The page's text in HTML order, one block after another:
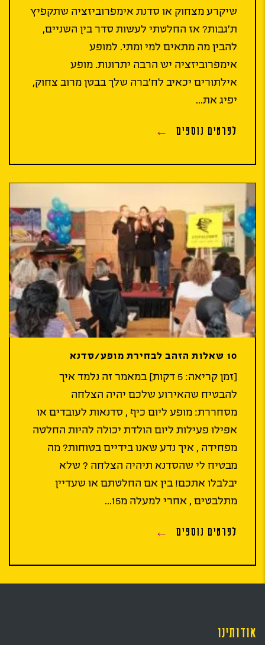
שיקרע מצחוק או סדנת אימפרוביזציה שתקפיץ
ת’גבות? אז החלטתי לעשות סדר בין השניים,
להבין מה מתאים למי ומתי. למופע
אימפרוביזציה יש הרבה יתרונות. מופע
אילתורים יכאיב לח’ברה שלך בבטן מרוב צחוק,
יפיג את...
לפרטים נוספים
10 שאלות הזהב לבחירת מופע/סדנא
[זמן קריאה: 5 דקות] במאמר זה נלמד איך
להבטיח שהאירוע שלכם יהיה הצלחה
מסחררת: מופע ליום כיף , סדנאות לעובדים או
אפילו פעילות ליום הולדת יכולה להיות החלטה
מפחידה , איך נדע שאנו בידיים בטוחות? מה
מבטיח לי שהסדנא תיהיה הצלחה ? שלא
יבלבלו אתכם! בין אם החלטתם או שעדיין
מתלבטים , אחרי למעלה מ15...
לפרטים נוספים
אודותינו